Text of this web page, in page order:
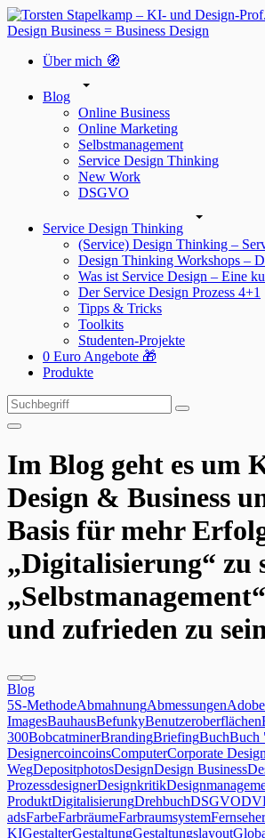
Über mich 🧭
Blog
Online Business
Online Marketing
Selbstmanagement
Service Design Thinking
New Work
DSGVO
Service Design Thinking
(Service) Design Thinking –
Design Thinking Workshops –
Was ist Service Design – Eine
Der Service Design Prozess 4+1
Tipps & Tricks
Toolkits
Studenten-Projekte
0 Euro Angebote 🎁
Produkte
Suchen
nach:
Suchen
Im Blog geht es um
Design & Business
Basis für mehr
„Digitalisierung“
und zufrieden zu
Blog
5S-MethodeAbmahnungAbmessungen
ImagesBauhausBefunkyBenutzeroberflächen
300BobcatminerBrandingBriefingBuchBuch
DesignercoincoinsComputerCorporate Design
WegDepositphotosDesignDesign Business
ProzessdesignerDesignkritik
ProduktDigitalisierungDrehbuchDSGVO
adsFarbeFarbräumeFarbraumsystemFernseher
KIGestalterGestaltungGestaltungslayout